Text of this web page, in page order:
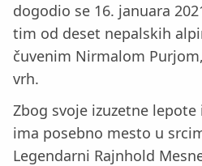
dogodio se 16. januara
tim od deset nepalskih
čuvenim Nirmalom
vrh.
Zbog svoje izuzetne
ima posebno mesto u
Legendarni Rajnhold